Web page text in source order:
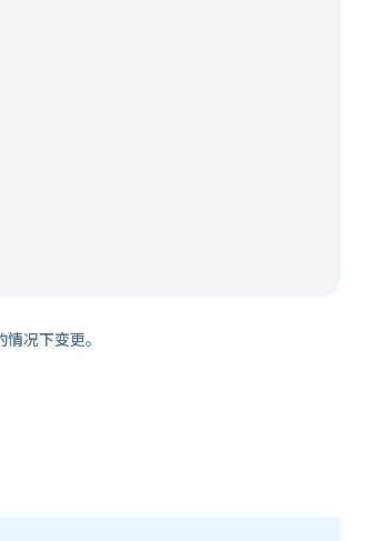
况下变更。